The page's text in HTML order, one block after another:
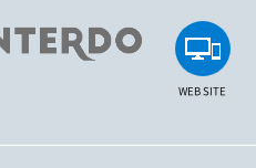
WEB SITE